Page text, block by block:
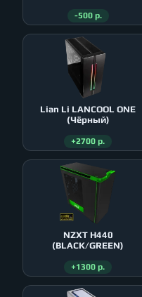
-500 р.
Lian Li LANCOOL ONE
(Чёрный)
+2700 р.
NZXT H440
(BLACK/GREEN)
+1300 р.